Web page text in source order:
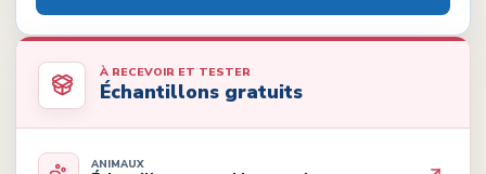
À RECEVOIR ET TESTER
Échantillons gratuits
ANIMAUX